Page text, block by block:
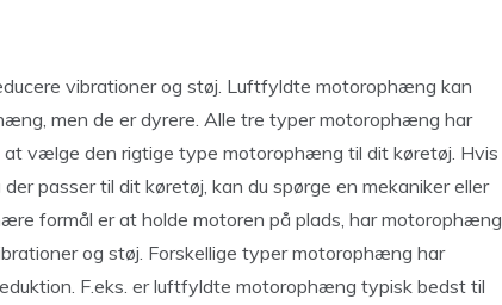
vibrationer og støj. Luftfyldte motorophæng kan
men de er dyrere. Alle tre typer motorophæng har
at vælge den rigtige type motorophæng til dit køretøj. Hvis
passer til dit køretøj, kan du spørge en mekaniker eller
formål er at holde motoren på plads, har motorophæng
og støj. Forskellige typer motorophæng har
F.eks. er luftfyldte motorophæng typisk bedst til